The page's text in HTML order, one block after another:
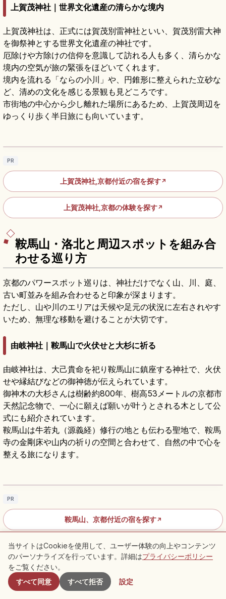
上賀茂神社｜世界文化遺産の清らかな境内
上賀茂神社は、正式には賀茂別雷神社といい、賀茂別雷大神
を御祭神とする世界文化遺産の神社です。
厄除けや方除けの信仰を意識して訪れる人も多く、清らかな
境内の空気が旅の緊張をほどいてくれます。
境内を流れる「ならの小川」や、円錐形に整えられた立砂な
ど、清めの文化を感じる景観も見どころです。
市街地の中心から少し離れた場所にあるため、上賀茂周辺を
ゆっくり歩く半日旅にも向いています。
上賀茂神社の見どころ｜京都最古級の世界遺
PR
上賀茂神社,京都付近の宿を探す↗
上賀茂神社,京都の体験を探す↗
鞍馬山・洛北と周辺スポットを組み合
わせる巡り方
京都のパワースポット巡りは、神社だけでなく山、川、庭、
古い町並みを組み合わせると印象が深まります。
ただし、山や川のエリアは天候や足元の状況に左右されやす
いため、無理な移動を避けることが大切です。
由岐神社｜鞍馬山で火伏せと大杉に祈る
由岐神社は、大己貴命を祀り鞍馬山に鎮座する神社で、火伏
せや縁結びなどの御神徳が伝えられています。
御神木の大杉さんは樹齢約800年、樹高53メートルの京都市
天然記念物で、一心に願えば願いが叶うとされる木として公
式にも紹介されています。
鞍馬山は牛若丸（源義経）修行の地とも伝わる聖地で、鞍馬
寺の金剛床や山内の祈りの空間と合わせて、自然の中で心を
整える旅になります。
鞍馬山の歩き方｜鞍馬寺・木の根道・貴船へ
PR
鞍馬山、京都付近の宿を探す↗
鞍馬山、京都の体験を探す↗
八坂神社から円山公園・二寧坂へ歩く
付近のスポット
当サイトはCookieを使用して、ユーザー体験の向上やコンテンツ
のパーソナライズを行っています。詳細はプライバシーポリシー
をご覧ください。
すべて同意
すべて拒否 設定